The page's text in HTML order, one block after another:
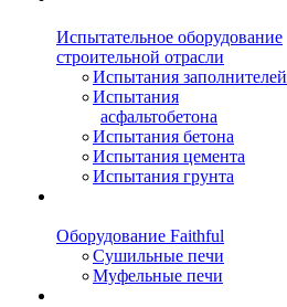
Испытательное оборудование
строительной отрасли
Испытания заполнителей
Испытания
асфальтобетона
Испытания бетона
Испытания цемента
Испытания грунта
Оборудование Faithful
Сушильные печи
Муфельные печи